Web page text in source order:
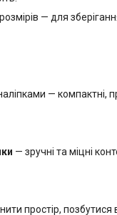
— для
— компактні,
— зручні та міцні
простір,